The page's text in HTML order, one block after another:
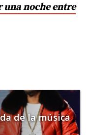
una noche entre
de la música